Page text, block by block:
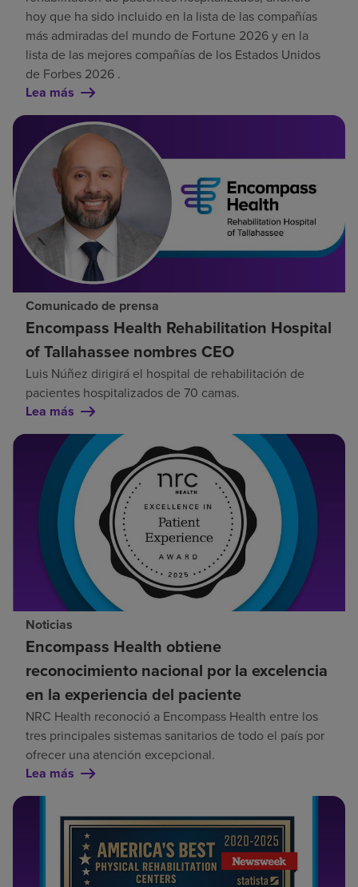
hoy que ha sido incluido en la lista de las compañías
más admiradas del mundo de Fortune 2026 y en la
lista de las mejores compañías de los Estados Unidos
de Forbes 2026 .
Lea más
Comunicado de prensa
Encompass Health Rehabilitation Hospital
of Tallahassee nombres CEO
Luis Núñez dirigirá el hospital de rehabilitación de
pacientes hospitalizados de 70 camas.
Lea más
Noticias
Encompass Health obtiene
reconocimiento nacional por la excelencia
en la experiencia del paciente
NRC Health reconoció a Encompass Health entre los
tres principales sistemas sanitarios de todo el país por
ofrecer una atención excepcional.
Lea más